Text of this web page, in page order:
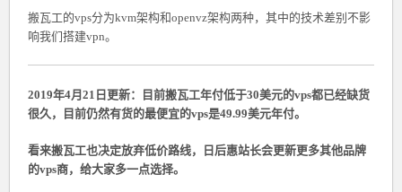
搬瓦工的vps分为kvm架构和openvz架构两种，其中的技术差别不影
响我们搭建vpn。
2019年4月21日更新：目前搬瓦工年付低于30美元的vps都已经缺货
很久，目前仍然有货的最便宜的vps是49.99美元年付。
看来搬瓦工也决定放弃低价路线，日后惠站长会更新更多其他品牌
的vps商，给大家多一点选择。